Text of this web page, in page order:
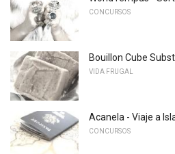
CONCURSOS
Bouillon Cube
VIDA FRUGAL
Acanela - Viaje a
CONCURSOS